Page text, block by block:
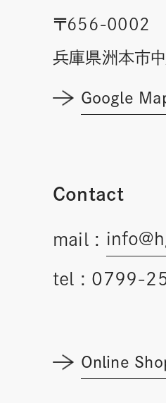
〒656-0002
兵庫県洲本市
Google
Contact
mail :
tel : 0799-
Online